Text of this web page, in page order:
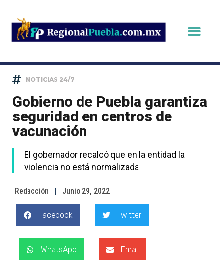
NOTICIAS 24/7
Gobierno de Puebla garantiza
seguridad en centros de
vacunación
El gobernador recalcó que en la entidad la
violencia no está normalizada
Redacción Junio 29, 2022
Facebook Twitter
WhatsApp Email